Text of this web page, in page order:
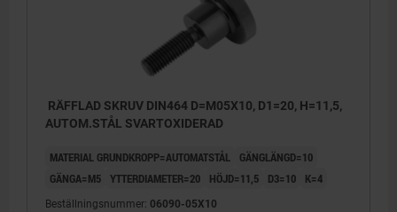
RÄFFLAD SKRUV DIN464 D=M05X10, D1=20, H=11,5,
AUTOM.STÅL SVARTOXIDERAD
MATERIAL GRUNDKROPP=AUTOMATSTÅL
GÄNGLÄNGD=10
GÄNGA=M5 YTTERDIAMETER=20 HÖJD=11,5 D3=10 K=4
Beställningsnummer: 06090-05X10